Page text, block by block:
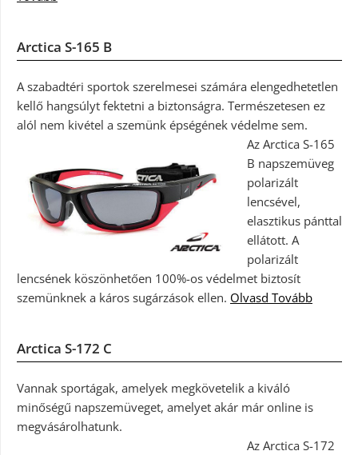
Arctica S-165 B
A szabadtéri sportok szerelmesei számára elengedhetetlen
kellő hangsúlyt fektetni a biztonságra. Természetesen ez
alól nem kivétel a szemünk épségének védelme sem.
Az Arctica S-165
B napszemüveg
polarizált
lencsével,
elasztikus pánttal
ellátott. A
polarizált
lencsének köszönhetően 100%-os védelmet biztosít
szemünknek a káros sugárzások ellen. Olvasd Tovább
Arctica S-172 C
Vannak sportágak, amelyek megkövetelik a kiváló
minőségű napszemüveget, amelyet akár már online is
megvásárolhatunk.
Az Arctica S-172